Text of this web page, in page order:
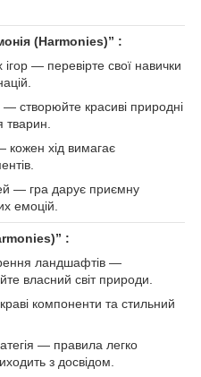
(Harmonies)” :
— перевірте свої навички
створюйте красиві природні
кожен хід вимагає
— гра дарує приємну
емоцій.
:
ландшафтів —
власний світ природи.
компоненти та стильний
— правила легко
з досвідом.